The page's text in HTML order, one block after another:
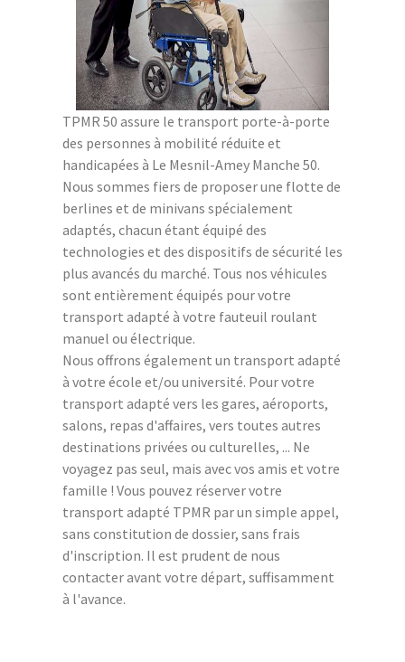
TPMR 50 assure le transport porte-à-porte
des personnes à mobilité réduite et
handicapées à Le Mesnil-Amey Manche 50.
Nous sommes fiers de proposer une flotte de
berlines et de minivans spécialement
adaptés, chacun étant équipé des
technologies et des dispositifs de sécurité les
plus avancés du marché. Tous nos véhicules
sont entièrement équipés pour votre
transport adapté à votre fauteuil roulant
manuel ou électrique.
Nous offrons également un transport adapté
à votre école et/ou université. Pour votre
transport adapté vers les gares, aéroports,
salons, repas d'affaires, vers toutes autres
destinations privées ou culturelles, ... Ne
voyagez pas seul, mais avec vos amis et votre
famille ! Vous pouvez réserver votre
transport adapté TPMR par un simple appel,
sans constitution de dossier, sans frais
d'inscription. Il est prudent de nous
contacter avant votre départ, suffisamment
à l'avance.